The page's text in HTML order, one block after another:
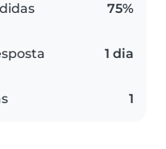
75%
1 dia
1